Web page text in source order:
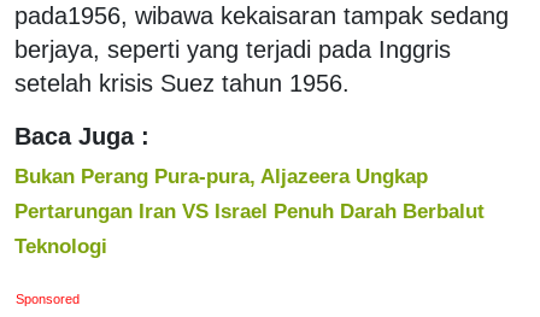
pada1956, wibawa kekaisaran tampak sedang
berjaya, seperti yang terjadi pada Inggris
setelah krisis Suez tahun 1956.
Baca Juga :
Bukan Perang Pura-pura, Aljazeera Ungkap
Pertarungan Iran VS Israel Penuh Darah Berbalut
Teknologi
Sponsored